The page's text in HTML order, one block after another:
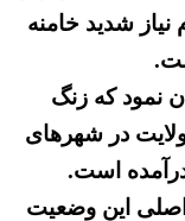
نیاز شدید خامنه
نمود که زنگ
در شهرهای
درآمده است.
این وضعیت